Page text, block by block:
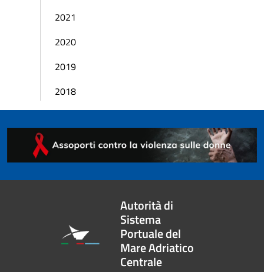
2021
2020
2019
2018
Autorità di
Sistema
Portuale del
Mare Adriatico
Centrale